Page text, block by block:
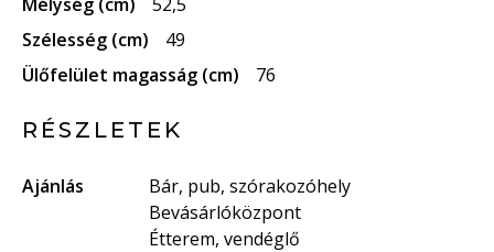
Szélesség (cm)
49
Ülőfelület magasság (cm)
76
RÉSZLETEK
Ajánlás
Bár, pub, szórakozóhely
Bevásárlóközpont
Étterem, vendéglő